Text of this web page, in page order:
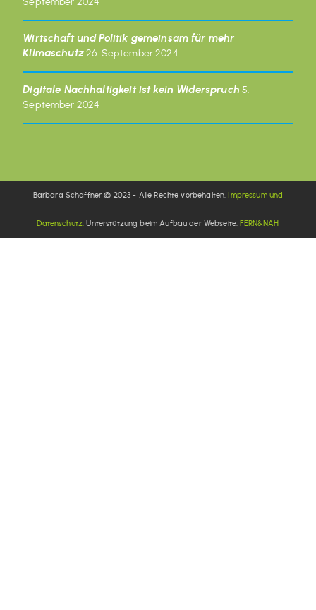
Wirtschaft und Politik gemeinsam für mehr
Klimaschutz26. September 2024
Digitale Nachhaltigkeit ist kein Widerspruch 5.
September 2024
Barbara Schaffner © 2023 - Alle Rechte vorbehalten.Impressum und
Datenschutz. Unterstützung beim Aufbau der Webseite:FERN&NAH